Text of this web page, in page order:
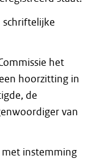
schriftelijke
het
hoorzitting in
de
van
met instemming